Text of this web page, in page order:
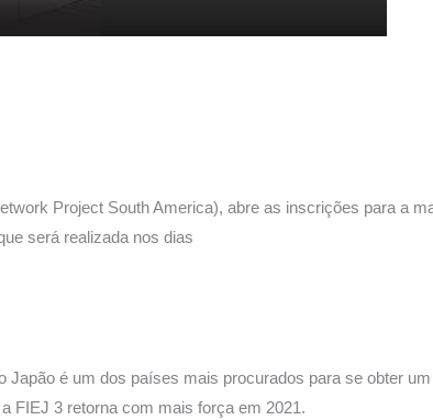
Project South America), abre as inscrições para a
será realizada nos dias
é um dos países mais procurados para se obter
FIEJ 3 retorna com mais força em 2021.